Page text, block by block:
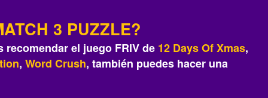
3 PUZZLE?
el juego FRIV de 12 Days Of Xmas,
, Word Crush, también puedes hacer una